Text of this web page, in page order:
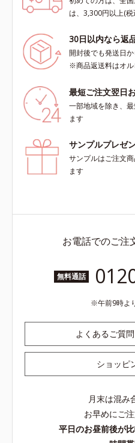
は、3,300円以上(
30日以内なら返
開封後でも発送日
※商品返送料はオ
最短ご注文翌日
一部地域を除き、
ます
サンプルプレゼ
サンプルはご注文
ます
お電話でのご注
無料通話
午前9時よ
よくあるご質
ショッピ
月末は混み
お早めにご注
平日のお昼前後が